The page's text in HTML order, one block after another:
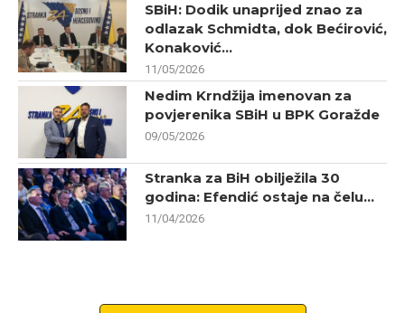
SBiH: Dodik unaprijed znao za
odlazak Schmidta, dok Bećirović,
Konaković...
11/05/2026
Nedim Krndžija imenovan za
povjerenika SBiH u BPK Goražde
09/05/2026
Stranka za BiH obilježila 30
godina: Efendić ostaje na čelu...
11/04/2026